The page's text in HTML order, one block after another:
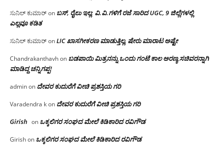
ಸುನಿಲ್ ಕುಮಾರ್on ಬಸ್, ರೈಲು ಇಲ್ಲ; ವಿ.ವಿ.ಗಳಿಗೆ ರಜೆ ಸಾರಿದ UGC, 9 ಜಿಲ್ಲೆಗಳಲ್ಲಿ
ಎಲ್ಲವೂ ಕಡಿತ
ಸುನಿಲ್ ಕುಮಾರ್onLIC ಖಾಸಗೀಕರಣ ಮಾಡುತ್ತಿಲ್ಲ, ಷೇರು ಮಾರಾಟ ಅಷ್ಟೇ
Chandrakanthavhon ಬಡಪಾಯಿ ಮಿತ್ರನನ್ನು ಒಂದು ಗಂಟೆ ಕಾಲ ಅರಣ್ಯ ಸಚಿವರನ್ನಾಗಿ
ಮಾಡಿದ್ದ ಚನ್ನಿಗಪ್ಪ!
adminon ದೇವರ ಕುದುರೆಗೆ ವೀಚಿ ಪ್ರಶಸ್ತಿಯ ಗರಿ
Varadendra kon ದೇವರ ಕುದುರೆಗೆ ವೀಚಿ ಪ್ರಶಸ್ತಿಯ ಗರಿ
Girish on ಒಕ್ಕಲಿಗರ ಸಂಘದ ಮೇಲೆ ಕಿಡಿಕಾರಿದ ರವಿಗೌಡ
Girishon ಒಕ್ಕಲಿಗರ ಸಂಘದ ಮೇಲೆ ಕಿಡಿಕಾರಿದ ರವಿಗೌಡ